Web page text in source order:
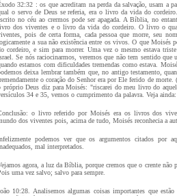
32:32 : os que acreditam na perda da salvação, usam a
o servo de Deus se referia, era o livro da vida do
no céu ao crermos pode ser apagada. A Bíblia, no
dos viventes e o livro da vida do cordeiro. O livro o
pois de certa forma, cada pessoa que morre, seu
a sua não existência entre os vivos. O que Moisés
cordeiro, e sim para morrer. Uma vez o mesmo estava
Se nós raciocinarmos, veremos que não tem sentido que
estamos com dificuldades tremendas como estava.
deixa lembrar também que, no antigo testamento,
o coração do Senhor era por Ele ferido de
próprio Deus diz para Moisés: "riscarei do meu livro do
34 e 35, vemos o cumprimento da palavra. Veja
o livro referido por Moisés era os livros dos
dos viventes pois, acima de tudo, Moisés reconhecia a
podemos ver que os argumentos citados por
mal interpretados.
agora, a luz da Bíblia, porque cremos que o crente não
uma vez salvo; salvo para sempre.
10:28. Analisemos algumas coisas importantes que